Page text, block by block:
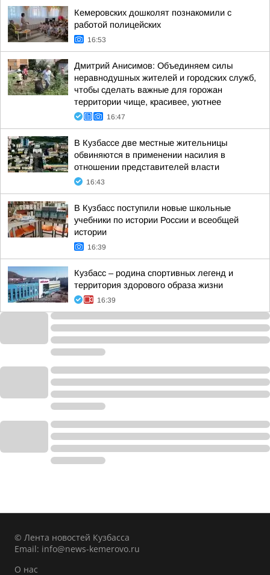
Кемеровских дошколят познакомили с
работой полицейских
16:53
Дмитрий Анисимов: Объединяем силы
неравнодушных жителей и городских служб,
чтобы сделать важные для горожан
территории чище, красивее, уютнее
16:47
В Кузбассе две местные жительницы
обвиняются в применении насилия в
отношении представителей власти
16:43
В Кузбасс поступили новые школьные
учебники по истории России и всеобщей
истории
16:39
Кузбасс – родина спортивных легенд и
территория здорового образа жизни
16:39
© Лента новостей Кузбасса
Email: info@news-kemerovo.ru
О нас